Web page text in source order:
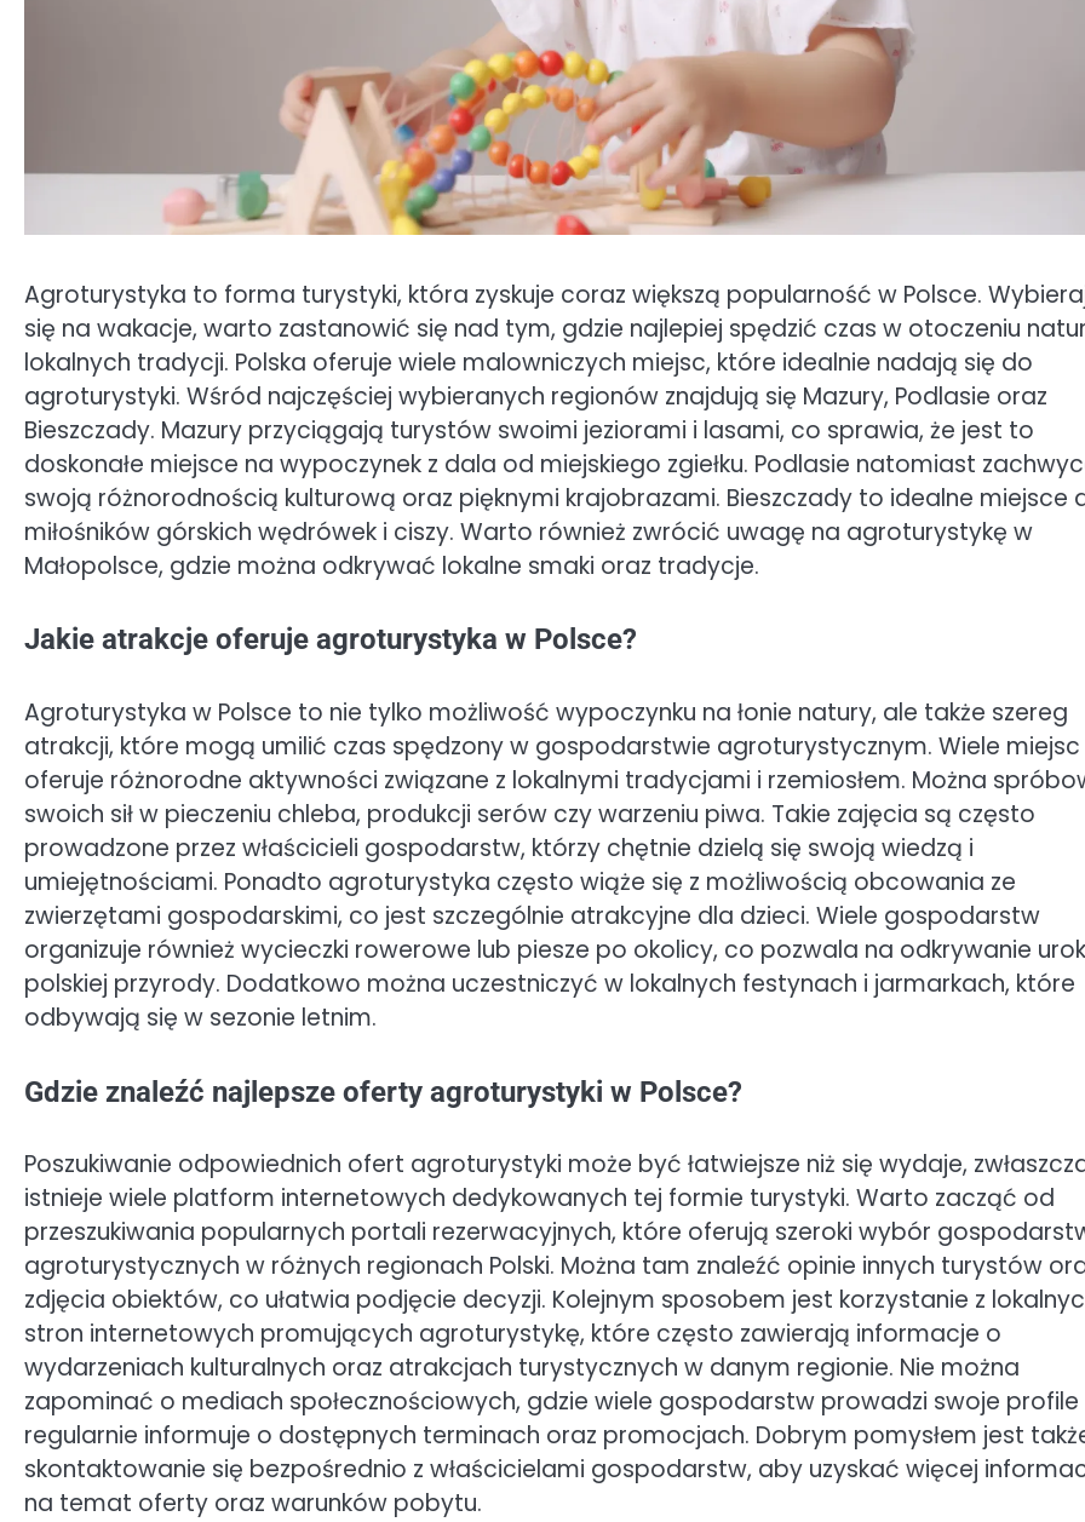
Agroturystyka to forma turystyki, która zyskuje coraz większą popularność w Polsce.
się na wakacje, warto zastanowić się nad tym, gdzie najlepiej spędzić czas w otoczeniu
lokalnych tradycji. Polska oferuje wiele malowniczych miejsc, które idealnie nadają się do
agroturystyki. Wśród najczęściej wybieranych regionów znajdują się Mazury, Podlasie oraz
Bieszczady. Mazury przyciągają turystów swoimi jeziorami i lasami, co sprawia, że jest to
doskonałe miejsce na wypoczynek z dala od miejskiego zgiełku. Podlasie natomiast
swoją różnorodnością kulturową oraz pięknymi krajobrazami. Bieszczady to idealne miejsce
miłośników górskich wędrówek i ciszy. Warto również zwrócić uwagę na agroturystykę w
Małopolsce, gdzie można odkrywać lokalne smaki oraz tradycje.
Jakie atrakcje oferuje agroturystyka w Polsce?
Agroturystyka w Polsce to nie tylko możliwość wypoczynku na łonie natury, ale także szereg
atrakcji, które mogą umilić czas spędzony w gospodarstwie agroturystycznym. Wiele miejsc
oferuje różnorodne aktywności związane z lokalnymi tradycjami i rzemiosłem. Można
swoich sił w pieczeniu chleba, produkcji serów czy warzeniu piwa. Takie zajęcia są często
prowadzone przez właścicieli gospodarstw, którzy chętnie dzielą się swoją wiedzą i
umiejętnościami. Ponadto agroturystyka często wiąże się z możliwością obcowania ze
zwierzętami gospodarskimi, co jest szczególnie atrakcyjne dla dzieci. Wiele gospodarstw
organizuje również wycieczki rowerowe lub piesze po okolicy, co pozwala na odkrywanie
polskiej przyrody. Dodatkowo można uczestniczyć w lokalnych festynach i jarmarkach, które
odbywają się w sezonie letnim.
Gdzie znaleźć najlepsze oferty agroturystyki w Polsce?
Poszukiwanie odpowiednich ofert agroturystyki może być łatwiejsze niż się wydaje,
istnieje wiele platform internetowych dedykowanych tej formie turystyki. Warto zacząć od
przeszukiwania popularnych portali rezerwacyjnych, które oferują szeroki wybór
agroturystycznych w różnych regionach Polski. Można tam znaleźć opinie innych turystów
zdjęcia obiektów, co ułatwia podjęcie decyzji. Kolejnym sposobem jest korzystanie z
stron internetowych promujących agroturystykę, które często zawierają informacje o
wydarzeniach kulturalnych oraz atrakcjach turystycznych w danym regionie. Nie można
zapominać o mediach społecznościowych, gdzie wiele gospodarstw prowadzi swoje profile
regularnie informuje o dostępnych terminach oraz promocjach. Dobrym pomysłem jest
skontaktowanie się bezpośrednio z właścicielami gospodarstw, aby uzyskać więcej
na temat oferty oraz warunków pobytu.